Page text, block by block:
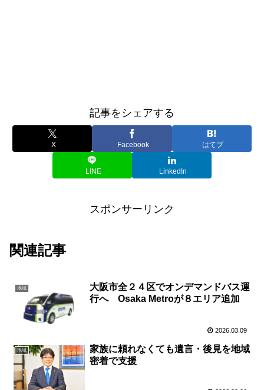
記事をシェアする
X Facebook はてブ
LINE LinkedIn
スポンサーリンク
関連記事
地域
大阪市全２４区でオンデマンドバス運
行へ Osaka Metroが８エリア追加
2026.03.09
地域
家族に頼れなくても遺言・後見を地域
密着で支援